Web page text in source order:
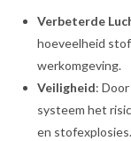
Verbeterde
hoeveelheid
werkomgeving.
Veiligheid:
systeem het
en stofexplosies.